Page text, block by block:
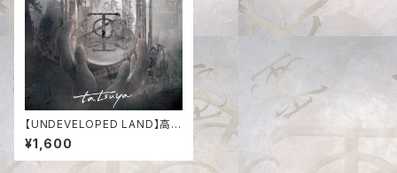
【UNDEVELOPED LAND】高音
質デジタル版
¥1,600